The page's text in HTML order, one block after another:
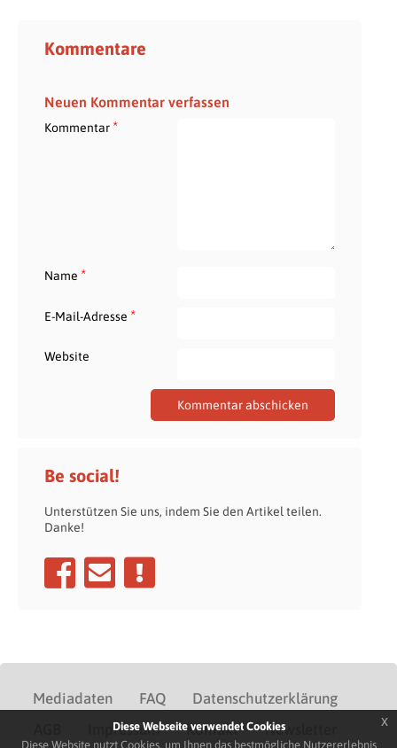
Kommentare
Neuen Kommentar verfassen
Kommentar*
Name *
E-Mail-Adresse *
Website
Be social!
Unterstützen Sie uns, indem Sie den Artikel teilen.
Danke!
Mediadaten FAQ
Datenschutzerklärung
Impressum Kontakt Newsletter
Diese Webseite verwendet Cookies
Diese Website nutzt Cookies, um Ihnen das bestmögliche Nutzererlebnis
x